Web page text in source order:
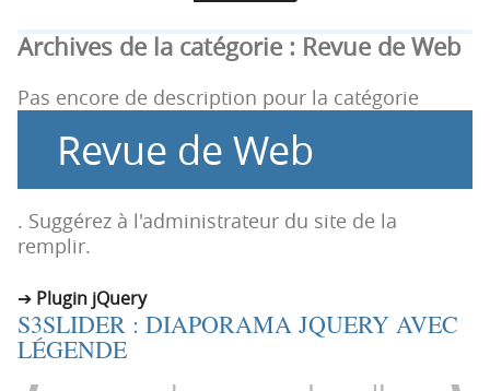
g
a
t
i
p
i
c
i
p
r
a
u
c
t
n
Archives de la catégorie : Revue de Web
Pas encore de description pour la catégorie
Revue de Web
. Suggérez à l'administrateur du site de la
remplir.
Plugin jQuery
S3SLIDER : DIAPORAMA JQUERY AVEC
LÉGENDE